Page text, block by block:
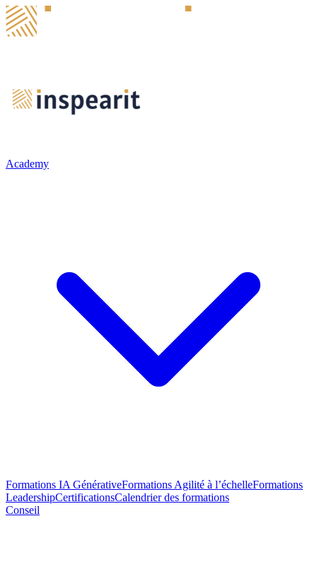
Academy
Formations IA GénérativeFormations Agilité à l’échelleFormations
LeadershipCertificationsCalendrier des formations
Conseil